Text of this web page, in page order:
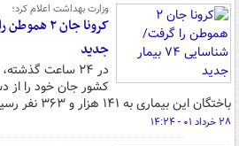
وزارت بهداشت اعلام کرد؛
جدید
کشور جان خود را از
باختگان این بیماری به ۱۴۱ هزار و ۳۶۳ نفر رسید.
۲۸ خرداد ۰۱ - ۱۴:۲۴